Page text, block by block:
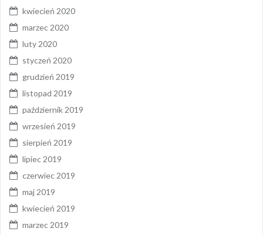
kwiecień 2020
marzec 2020
luty 2020
styczeń 2020
grudzień 2019
listopad 2019
październik 2019
wrzesień 2019
sierpień 2019
lipiec 2019
czerwiec 2019
maj 2019
kwiecień 2019
marzec 2019